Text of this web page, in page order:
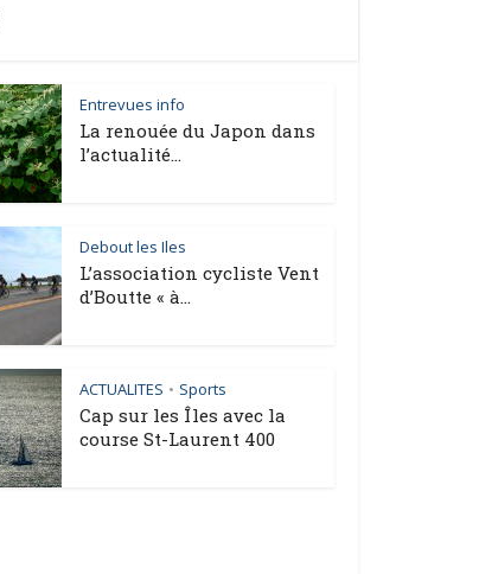
Entrevues info
La renouée du Japon dans
l’actualité...
Debout les Iles
L’association cycliste Vent
d’Boutte « à...
ACTUALITES • Sports
Cap sur les Îles avec la
course St-Laurent 400